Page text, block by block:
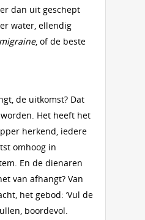
dan uit geschept
water, ellendig
, of de beste
de uitkomst? Dat
Het heeft het
herkend, iedere
omhoog in
En de dienaren
van afhangt? Van
het gebod: ‘Vul de
boordevol.